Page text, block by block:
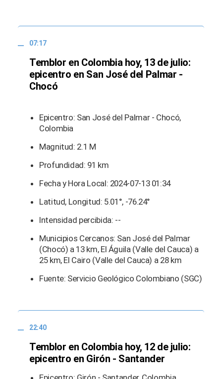
07:17
Temblor en Colombia hoy, 13 de julio:
epicentro en San José del Palmar -
Chocó
Epicentro: San José del Palmar - Chocó,
Colombia
Magnitud: 2.1 M
Profundidad: 91 km
Fecha y Hora Local: 2024-07-13 01:34
Latitud, Longitud: 5.01°, -76.24°
Intensidad percibida: --
Municipios Cercanos: San José del Palmar
(Chocó) a 13 km, El Águila (Valle del Cauca) a
25 km, El Cairo (Valle del Cauca) a 28 km
Fuente: Servicio Geológico Colombiano (SGC)
22:40
Temblor en Colombia hoy, 12 de julio:
epicentro en Girón - Santander